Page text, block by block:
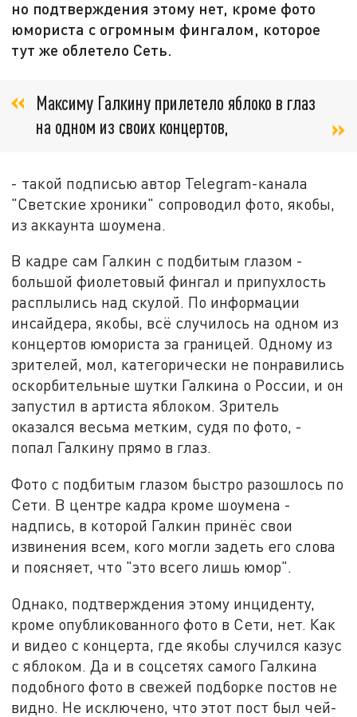
но подтверждения этому нет, кроме фото
юмориста с огромным фингалом, которое
тут же облетело Сеть.
Максиму Галкину прилетело яблоко в глаз
на одном из своих концертов,
- такой подписью автор Telegram-канала
"Светские хроники" сопроводил фото, якобы,
из аккаунта шоумена.
В кадре сам Галкин с подбитым глазом -
большой фиолетовый фингал и припухлость
расплылись над скулой. По информации
инсайдера, якобы, всё случилось на одном из
концертов юмориста за границей. Одному из
зрителей, мол, категорически не понравились
оскорбительные шутки Галкина о России, и он
запустил в артиста яблоком. Зритель
оказался весьма метким, судя по фото, -
попал Галкину прямо в глаз.
Фото с подбитым глазом быстро разошлось по
Сети. В центре кадра кроме шоумена -
надпись, в которой Галкин принёс свои
извинения всем, кого могли задеть его слова
и поясняет, что "это всего лишь юмор".
Однако, подтверждения этому инциденту,
кроме опубликованного фото в Сети, нет. Как
и видео с концерта, где якобы случился казус
с яблоком. Да и в соцсетях самого Галкина
подобного фото в свежей подборке постов не
видно. Не исключено, что этот пост был чей-